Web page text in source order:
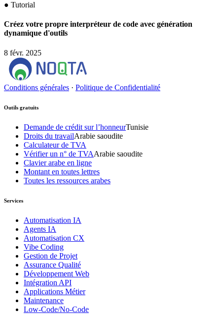
● Tutorial
Créez votre propre interpréteur de code avec génération
dynamique d'outils
8 févr. 2025
Conditions générales · Politique de Confidentialité
Outils gratuits
Demande de crédit sur l’honneurTunisie
Droits du travailArabie saoudite
Calculateur de TVA
Vérifier un n° de TVAArabie saoudite
Clavier arabe en ligne
Montant en toutes lettres
Toutes les ressources arabes
Services
Automatisation IA
Agents IA
Automatisation CX
Vibe Coding
Gestion de Projet
Assurance Qualité
Développement Web
Intégration API
Applications Métier
Maintenance
Low-Code/No-Code